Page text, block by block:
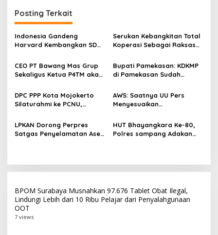
a
s
i
o
Posting Terkait
Indonesia Gandeng
Harvard Kembangkan SDM
Dunia
Serukan Kebangkitan Total
Koperasi Sebagai Raksasa
79
CEO PT Bawang Mas Grup
Sekaligus Ketua P4TM akan
Tembakau di Madura
Bupati Pamekasan: KDKMP
di Pamekasan Sudah
Selesai Akhir Juli 2026
DPC PPP Kota Mojokerto
Silaturahmi ke PCNU,
Masyarakat
AWS: Saatnya UU Pers
Menyesuaikan
Digital dan AI
LPKAN Dorong Perpres
Satgas Penyelamatan Aset
HUT Bhayangkara Ke-80,
Polres sampang Adakan
BPOM Surabaya Musnahkan 97.676 Tablet Obat Ilegal,
Lindungi Lebih dari 10 Ribu Pelajar dari Penyalahgunaan
OOT
7 views